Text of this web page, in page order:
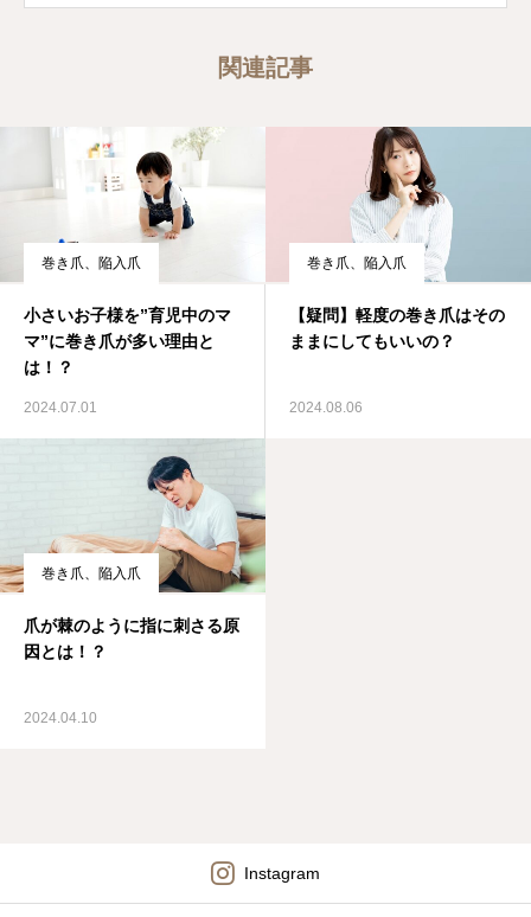
関連記事
巻き爪、陥入爪
小さいお子様を”育児中のマ
マ”に巻き爪が多い理由と
は！？
2024.07.01
巻き爪、陥入爪
【疑問】軽度の巻き爪はその
ままにしてもいいの？
2024.08.06
巻き爪、陥入爪
爪が棘のように指に刺さる原
因とは！？
2024.04.10
Instagram